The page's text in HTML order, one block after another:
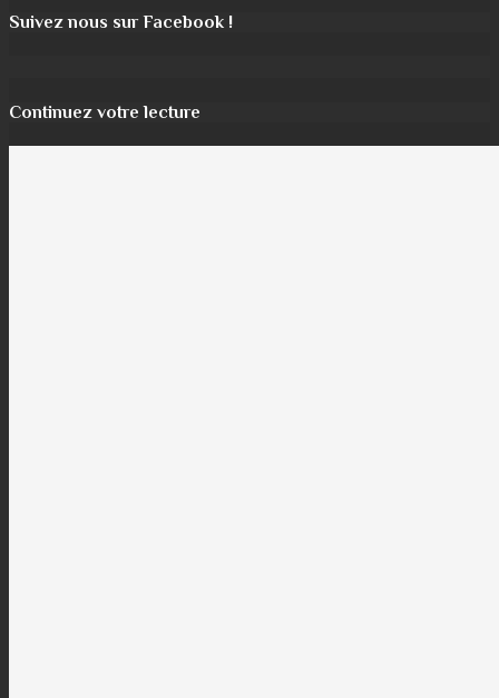
Suivez nous sur Facebook !
Continuez votre lecture